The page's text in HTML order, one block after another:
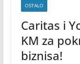
OSTALO
Caritas i
KM za
biznisa!